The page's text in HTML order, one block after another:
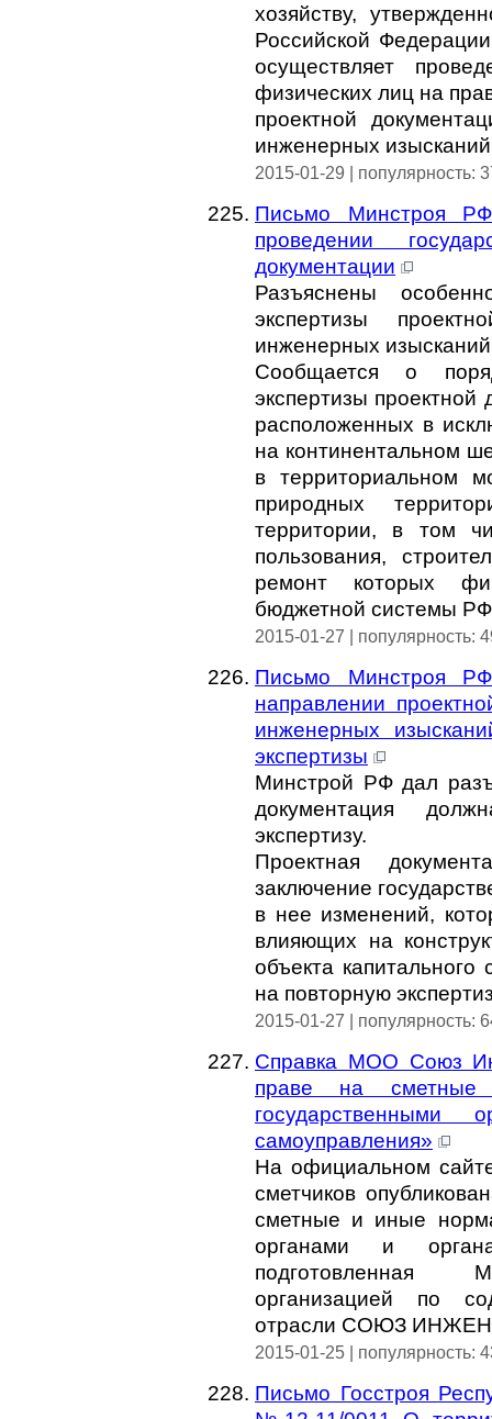
хозяйству,
Российской
осуществляет
физических лиц на
проектной
инженерных
2015-01-29 | популярность:
Письмо Минстроя
проведении
документации
Разъяснены
экспертизы
инженерных
Сообщается о
экспертизы
расположенных в
на континентальном
в территориальном
природных
территории, в том
пользования,
ремонт которых
бюджетной системы
2015-01-27 | популярность:
Письмо Минстроя
направлении
инженерных
экспертизы
Минстрой РФ дал
документация
экспертизу.
Проектная
заключение
в нее изменений,
влияющих на
объекта капитального
на повторную
2015-01-27 | популярность:
Справка МОО Союз
праве на
государственными
самоуправления»
На официальном
сметчиков
сметные и иные
органами и
подготовленная
организацией по
отрасли СОЮЗ
2015-01-25 | популярность:
Письмо Госстроя